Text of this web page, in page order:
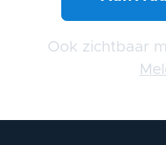
Ook zichtbaar